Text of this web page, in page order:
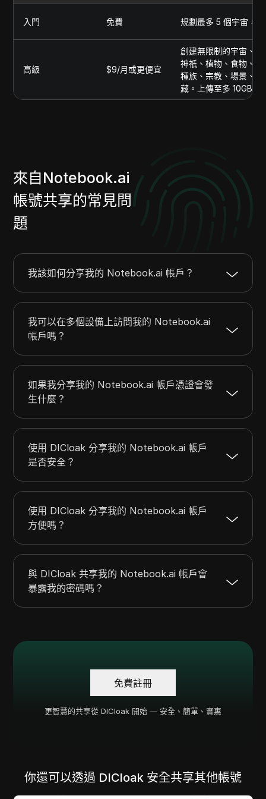
入門 免費 規劃最多 5 個宇宙，
高級 $9/月或更便宜
創建無限制的宇宙、
神祇、植物、食物、
種族、宗教、場景、
藏。上傳至多 10GB 的
來自Notebook.ai
帳號共享的常見問
題
我該如何分享我的 Notebook.ai 帳戶？
我可以在多個設備上訪問我的 Notebook.ai
帳戶嗎？
如果我分享我的 Notebook.ai 帳戶憑證會發
生什麼？
使用 DICloak 分享我的 Notebook.ai 帳戶
是否安全？
使用 DICloak 分享我的 Notebook.ai 帳戶
方便嗎？
與 DICloak 共享我的 Notebook.ai 帳戶會
暴露我的密碼嗎？
免費註冊
更智慧的共享從 DICloak 開始 — 安全、簡單、實惠
你還可以透過 DICloak 安全共享其他帳號